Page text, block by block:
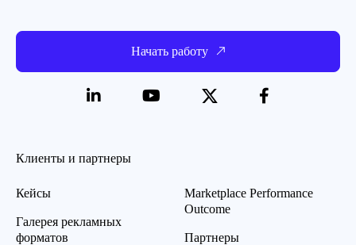
Начать работу
Клиенты и партнеры
Кейсы
Галерея рекламных
форматов
Marketplace Performance
Outcome
Партнеры